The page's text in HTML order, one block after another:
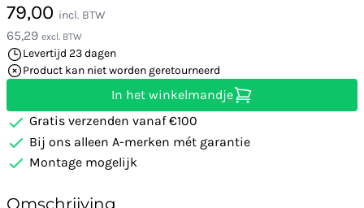
79,00 incl. BTW
65,29 excl. BTW
Levertijd 23 dagen
Product kan niet worden geretourneerd
In het winkelmandje
Gratis verzenden vanaf €100
Bij ons alleen A-merken mét garantie
Montage mogelijk
Omschrijving